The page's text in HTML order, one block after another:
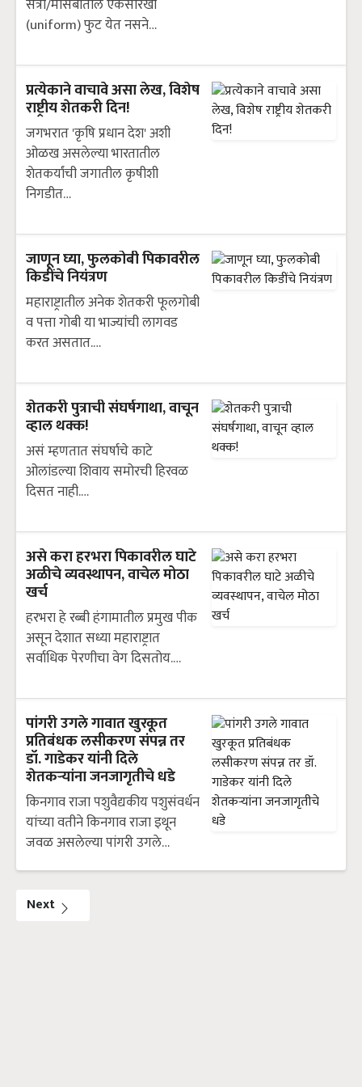
संत्रा/मोसंबीतील एकसारखी
(uniform) फुट येत नसने…
प्रत्येकाने वाचावे असा लेख, विशेष
राष्ट्रीय शेतकरी दिन!
जगभरात 'कृषि प्रधान देश' अशी
ओळख असलेल्या भारतातील
शेतकर्यांची जगातील कृषीशी
निगडीत…
जाणून घ्या, फुलकोबी पिकावरील
किडींचे नियंत्रण
महाराष्ट्रातील अनेक शेतकरी फूलगोबी
व पत्ता गोबी या भाज्यांची लागवड
करत असतात.…
शेतकरी पुत्राची संघर्षगाथा, वाचून
व्हाल थक्क!
असं म्हणतात संघर्षाचे काटे
ओलांडल्या शिवाय समोरची हिरवळ
दिसत नाही.…
असे करा हरभरा पिकावरील घाटे
अळीचे व्यवस्थापन, वाचेल मोठा
खर्च
हरभरा हे रब्बी हंगामातील प्रमुख पीक
असून देशात सध्या महाराष्ट्रात
सर्वाधिक पेरणीचा वेग दिसतोय.…
पांगरी उगले गावात खुरकूत
प्रतिबंधक लसीकरण संपन्न तर
डॉ. गाडेकर यांनी दिले
शेतकऱ्यांना जनजागृतीचे धडे
किनगाव राजा पशुवैद्यकीय पशुसंवर्धन
यांच्या वतीने किनगाव राजा इथून
जवळ असलेल्या पांगरी उगले…
Next